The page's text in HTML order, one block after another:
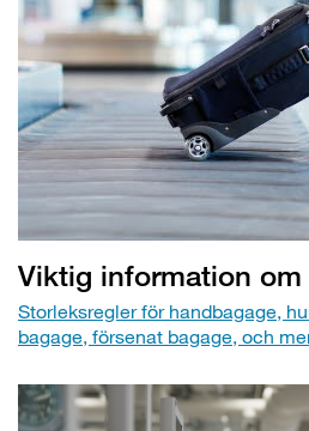
Viktig information
Storleksregler för handbagage,
bagage, försenat bagage, och